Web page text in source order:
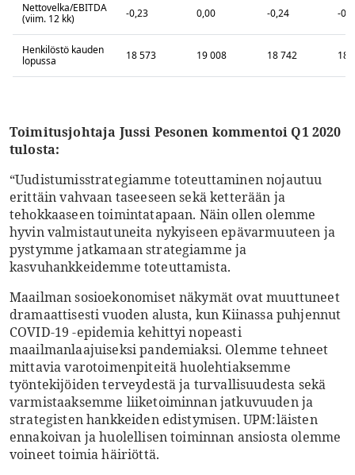
Nettovelka/EBITDA
(viim. 12 kk)
-0,23 0,00 -0,24 -
Henkilöstö kauden
lopussa
18 573 19 008 18 742 18
Toimitusjohtaja Jussi Pesonen kommentoi Q1 2020
tulosta:
“Uudistumisstrategiamme toteuttaminen nojautuu
erittäin vahvaan taseeseen sekä ketterään ja
tehokkaaseen toimintatapaan. Näin ollen olemme
hyvin valmistautuneita nykyiseen epävarmuuteen ja
pystymme jatkamaan strategiamme ja
kasvuhankkeidemme toteuttamista.
Maailman sosioekonomiset näkymät ovat muuttuneet
dramaattisesti vuoden alusta, kun Kiinassa puhjennut
COVID-19 -epidemia kehittyi nopeasti
maailmanlaajuiseksi pandemiaksi. Olemme tehneet
mittavia varotoimenpiteitä huolehtiaksemme
työntekijöiden terveydestä ja turvallisuudesta sekä
varmistaaksemme liiketoiminnan jatkuvuuden ja
strategisten hankkeiden edistymisen. UPM:läisten
ennakoivan ja huolellisen toiminnan ansiosta olemme
voineet toimia häiriöttä.